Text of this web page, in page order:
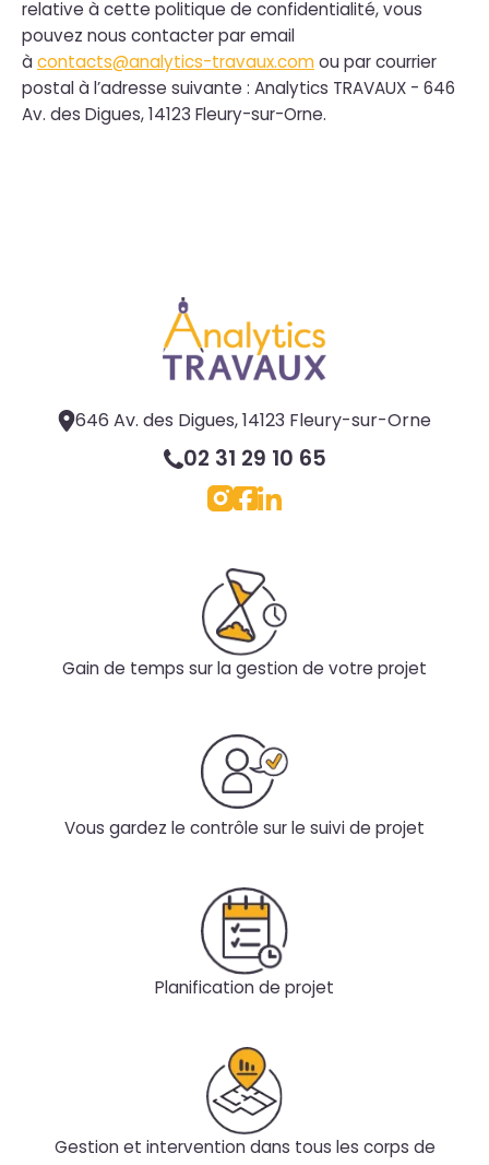
relative à cette politique de confidentialité, vous
pouvez nous contacter par email
à contacts@analytics-travaux.comou par courrier
postal à l’adresse suivante : Analytics TRAVAUX - 646
Av. des Digues, 14123 Fleury-sur-Orne.
646 Av. des Digues, 14123 Fleury-sur-Orne
02 31 29 10 65
Gain de temps sur la gestion de votre projet
Vous gardez le contrôle sur le suivi de projet
Planification de projet
Gestion et intervention dans tous les corps de